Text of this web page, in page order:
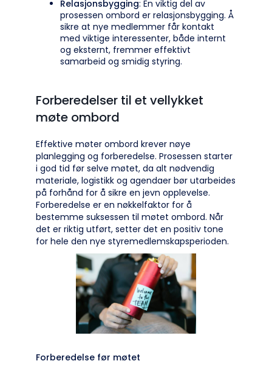
Relasjonsbygging: En viktig del av
prosessen ombord er relasjonsbygging. Å
sikre at nye medlemmer får kontakt
med viktige interessenter, både internt
og eksternt, fremmer effektivt
samarbeid og smidig styring.
Forberedelser til et vellykket
møte ombord
Effektive møter ombord krever nøye
planlegging og forberedelse. Prosessen starter
i god tid før selve møtet, da alt nødvendig
materiale, logistikk og agendaer bør utarbeides
på forhånd for å sikre en jevn opplevelse.
Forberedelse er en nøkkelfaktor for å
bestemme suksessen til møtet ombord. Når
det er riktig utført, setter det en positiv tone
for hele den nye styremedlemskapsperioden.
Forberedelse før møtet